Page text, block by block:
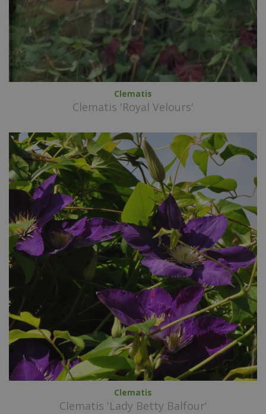
Clematis
Clematis 'Royal Velours'
Clematis
Clematis 'Lady Betty Balfour'